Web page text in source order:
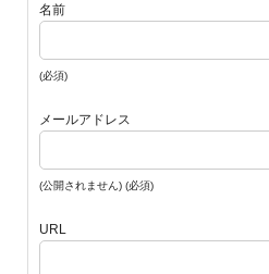
名前
(必須)
メールアドレス
(公開されません) (必須)
URL